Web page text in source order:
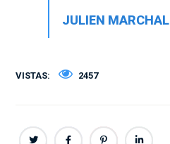
JULIEN MARCHAL
VISTAS: 2457